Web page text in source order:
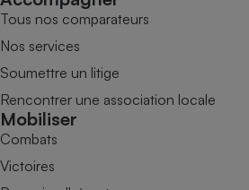
Tous nos comparateurs
Nos services
Soumettre un litige
Rencontrer une association locale
Mobiliser
Combats
Victoires